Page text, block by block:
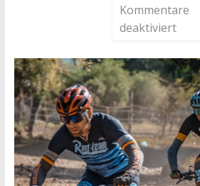
Kommentare
deaktiviert